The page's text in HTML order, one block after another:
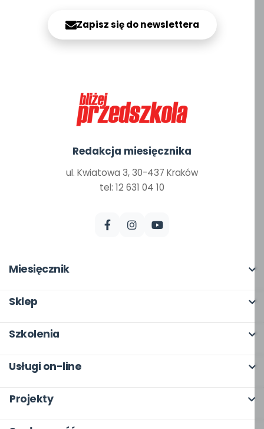
Zapisz się do newslettera
Redakcja miesięcznika
ul. Kwiatowa 3, 30-437 Kraków
tel: 12 631 04 10
Miesięcznik
Scenariusze i artykuły
Dla autorów
Sklep
Dla autorów
Szkolenia
Otwarte
Dla rad pedagogicznych
Usługi on-line
Projekty